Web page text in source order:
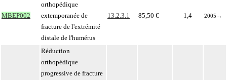
MBEP002
orthopédique
extemporanée de
fracture de l'extrémité
distale de l'humérus
13.2.3.1 85,50 € 1,4 2005 →
Réduction
orthopédique
progressive de fracture